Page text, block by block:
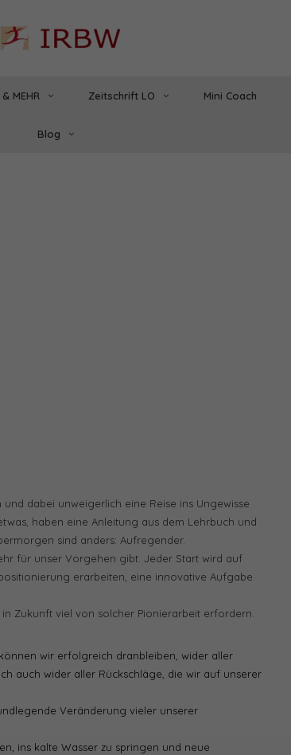
& MEHR Zeitschrift LO Mini Coach
Blog
dabei unweigerlich eine Reise ins Ungewisse
haben eine Anleitung aus dem Lehrbuch und
sind anders: Aufregender.
für unser Vorgehen gibt. Jeder Start wird auf
erarbeiten, eine innovative Aufgabe
Zukunft viel von solcher Pionierarbeit erfordern.
wir erfolgreich dranbleiben, wider aller
auch wider aller Rückschläge, die wir auf unserer
Veränderung vieler unserer
ins kalte Wasser zu springen und neue